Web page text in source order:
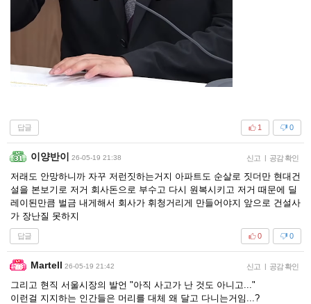
답글 0
1
이양반이 26-05-19 21:38 신고 | 공감 확인
저래도 안망하니까 자꾸 저런짓하는거지 아파트도 순살로 짓더만 현대건
설을 본보기로 저거 회사돈으로 부수고 다시 원복시키고 저거 때문에 딜
레이된만큼 벌금 내게해서 회사가 휘청거리게 만들어야지 앞으로 건설사
가 장난질 못하지
답글 0
0
Martell 26-05-19 21:42 신고 | 공감 확인
그리고 현직 서울시장의 발언 "아직 사고가 난 것도 아니고..."
이런걸 지지하는 인간들은 머리를 대체 왜 달고 다니는거임...?